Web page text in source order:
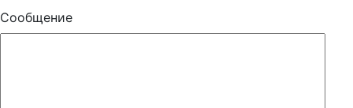
Сообщение